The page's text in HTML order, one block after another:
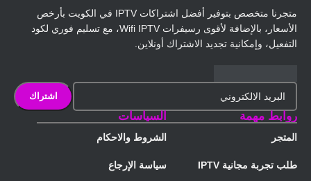
متجرنا متخصص بتوفير أفضل اشتراكات IPTV في الكويت بأرخص
الأسعار، بالإضافة لأقوى رسيفرات Wifi IPTV، مع تسليم فوري لكود
التفعيل، وإمكانية تجديد الاشتراك أونلاين.
روابط مهمة
المتجر
طلب تجربة مجانية IPTV
السياسات
الشروط والاحكام
سياسة الإرجاع